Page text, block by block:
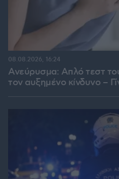
Ανεύρυσμα: Απλό τεστ
τον αυξημένο κίνδυνο –
08.08.2026, 16:24